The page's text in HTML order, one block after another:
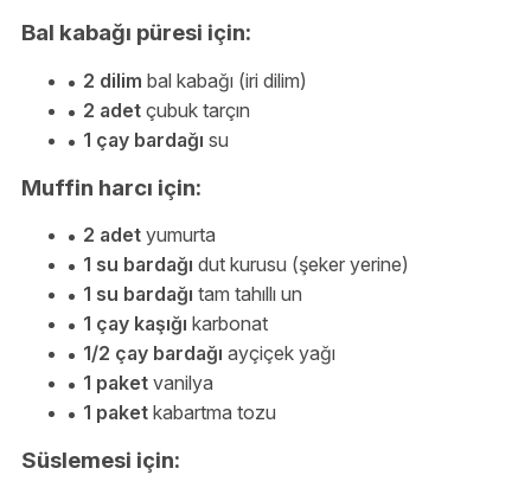
Bal kabağı püresi için:
2 dilim bal kabağı (iri dilim)
2 adet çubuk tarçın
1 çay bardağı su
Muffin harcı için:
2 adet yumurta
1 su bardağı dut kurusu (şeker yerine)
1 su bardağı tam tahıllı un
1 çay kaşığı karbonat
1/2 çay bardağı ayçiçek yağı
1 paket vanilya
1 paket kabartma tozu
Süslemesi için: